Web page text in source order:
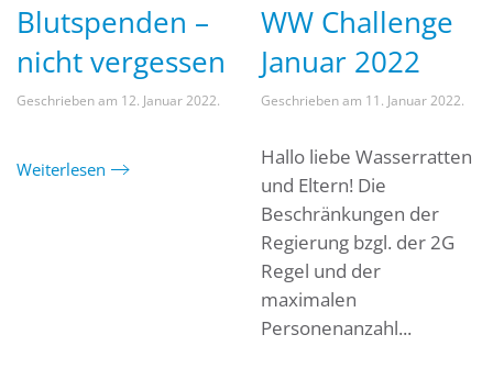
Blutspenden –
nicht vergessen
Geschrieben am 12. Januar 2022.
Weiterlesen
WW Challenge
Januar 2022
Geschrieben am 11. Januar 2022.
Hallo liebe Wasserratten
und Eltern! Die
Beschränkungen der
Regierung bzgl. der 2G
Regel und der
maximalen
Personenanzahl...